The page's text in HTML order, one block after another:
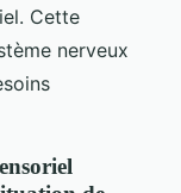
Cette
nerveux